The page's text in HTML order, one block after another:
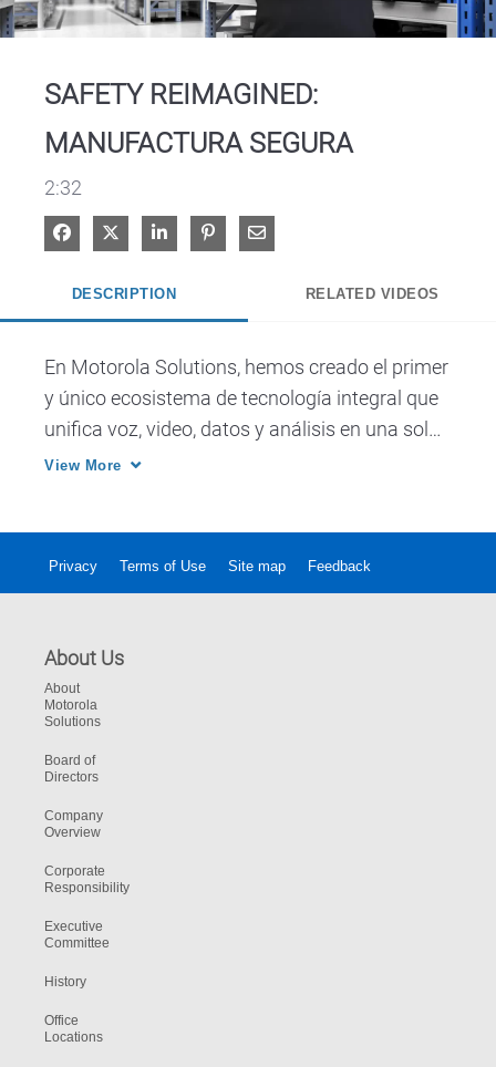
SAFETY REIMAGINED:
MANUFACTURA SEGURA
2:32
Share on Facebook
Share on XShare on LinkedIn
Pin on Pinterest
Share via Email
DESCRIPTION RELATED VIDEOS
En Motorola Solutions, hemos creado el primer
y único ecosistema de tecnología integral que
unifica voz, video, datos y análisis en una sola
plataforma, lo que le brinda la base de
View More
Privacy Terms of Use Site map Feedback
About Us
About
Motorola
Solutions
Board of
Directors
Company
Overview
Corporate
Responsibility
Executive
Committee
History
Office
Locations